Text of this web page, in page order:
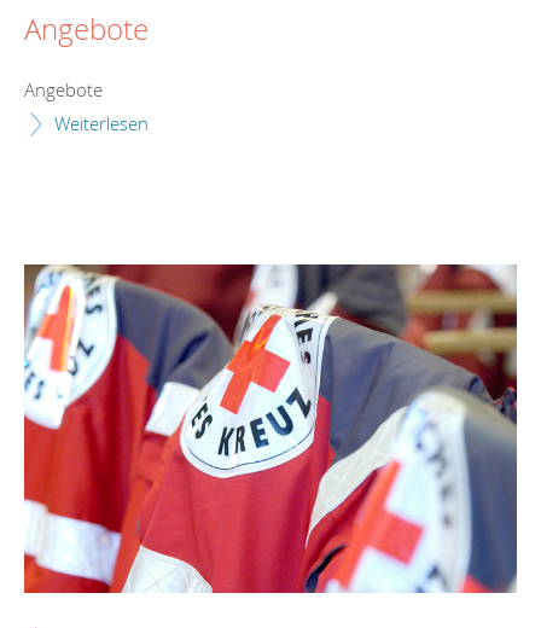
Angebote
Angebote
Weiterlesen